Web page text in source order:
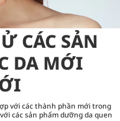
CÁC SẢN
DA MỚI
với các thành phần mới trong
các sản phẩm dưỡng da quen